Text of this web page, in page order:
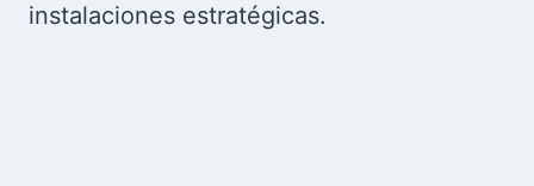
instalaciones estratégicas.